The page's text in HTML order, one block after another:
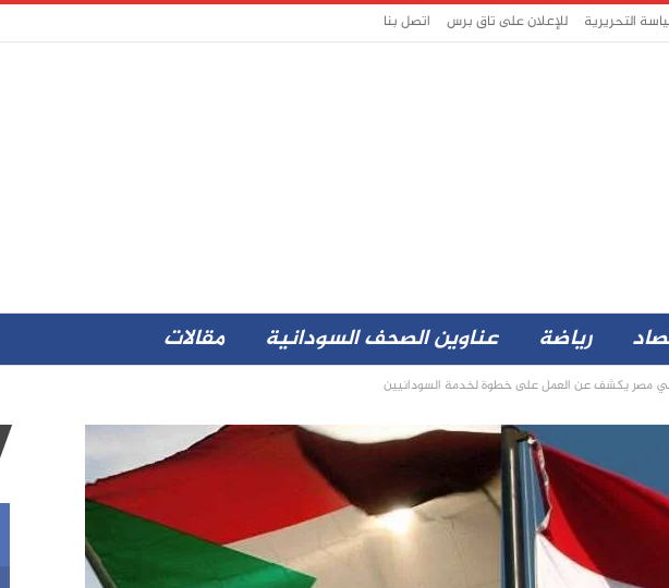
التحريرية للإعلان على تاق برس اتصل بنا
رياضة عناوين الصحف السودانية مقالات
مصر يكشف عن العمل على خطوة لخدمة السودانيين